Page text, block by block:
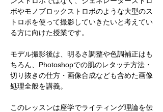
ボやモノブロックストロボのような大型のス
トロボを使って撮影していきたいと考えてい
る方に向けた授業です。
モデル撮影後は、明るさ調整や色調補正はも
ちろん、Photoshopでの肌のレタッチ方法・
切り抜きの仕方・画像合成なども含めた画像
処理全般を講義。
このレッスンは座学でライティング理論を伝